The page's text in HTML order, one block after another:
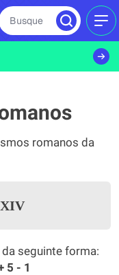
Busque
romanos da
seguinte forma:
5 - 1